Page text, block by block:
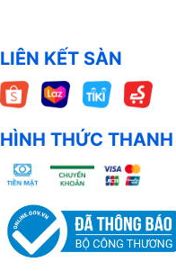
LIÊN KẾT SÀN
HÌNH THỨC